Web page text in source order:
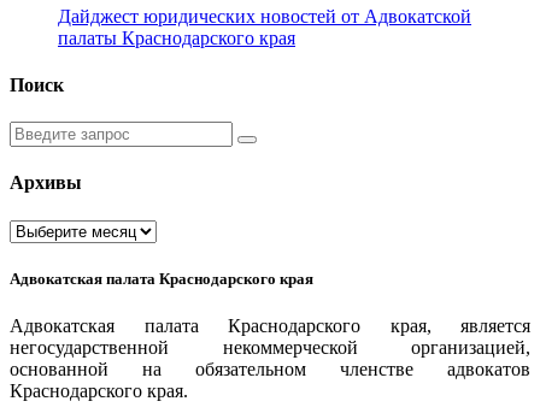
Дайджест юридических новостей от Адвокатской
палаты Краснодарского края
Поиск
Введите
запрос
Архивы
Архивы
Адвокатская палата Краснодарского края
Адвокатская палата Краснодарского края, является
негосударственной некоммерческой организацией,
основанной на обязательном членстве адвокатов
Краснодарского края.